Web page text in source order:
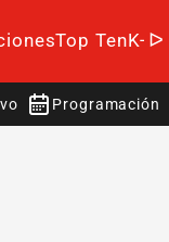
Top TenK-
Programación